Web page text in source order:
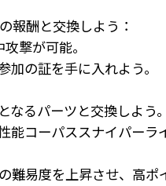
報酬と交換しよう：
撃が可能。
加の証を手に入れよう。
るパーツと交換しよう。
コーパススナイパーラ
易度を上昇させ、高ポ